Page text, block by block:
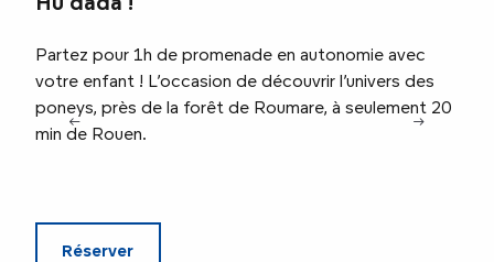
Partez pour 1h de promenade en autonomie avec
votre enfant ! L’occasion de découvrir l’univers des
poneys, près de la forêt de Roumare, à seulement 20
min de Rouen.
Réserver